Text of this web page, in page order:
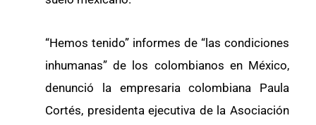
“Hemos tenido” informes de “las condiciones
inhumanas” de los colombianos en México,
denunció la empresaria colombiana Paula
Cortés, presidenta ejecutiva de la Asociación